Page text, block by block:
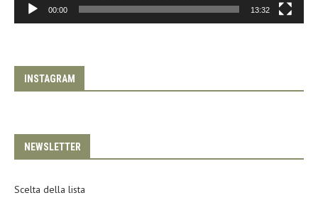
00:00 13:32
INSTAGRAM
NEWSLETTER
Scelta della lista